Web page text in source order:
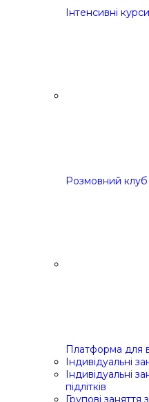
Інтенсивні
Розмовний клуб
Платформа для
Індивідуальні
Індивідуальні
підлітків
Групові заняття